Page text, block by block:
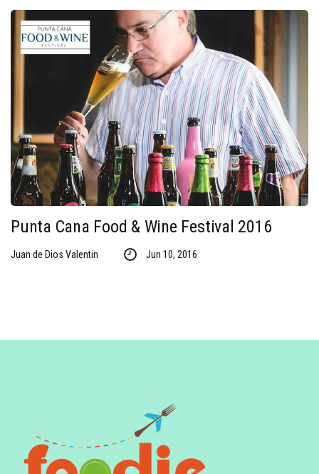
Punta Cana Food & Wine Festival 2016
Juan de Dios Valentin Jun 10, 2016